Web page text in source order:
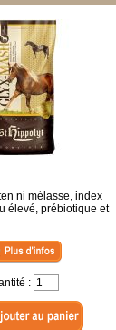
ni mélasse, index
élevé, prébiotique et
: